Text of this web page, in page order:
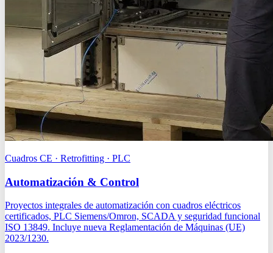
Cuadros CE · Retrofitting · PLC
Automatización & Control
Proyectos integrales de automatización con cuadros eléctricos
certificados, PLC Siemens/Omron, SCADA y seguridad funcional
ISO 13849. Incluye nueva Reglamentación de Máquinas (UE)
2023/1230.